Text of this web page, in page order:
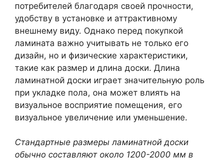
потребителей благодаря своей прочности,
удобству в установке и аттрактивному
внешнему виду. Однако перед покупкой
ламината важно учитывать не только его
дизайн, но и физические характеристики,
такие как размер и длина доски. Длина
ламинатной доски играет значительную роль
при укладке пола, она может влиять на
визуальное восприятие помещения, его
визуальное увеличение или уменьшение.
Стандартные размеры ламинатной доски
обычно составляют около 1200-2000 мм в